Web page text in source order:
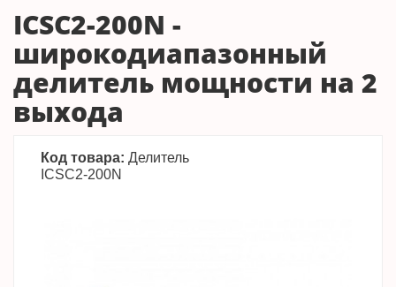
ICSC2-200N -
широкодиапазонный
делитель мощности на 2
выхода
Код товара: Делитель
ICSC2-200N